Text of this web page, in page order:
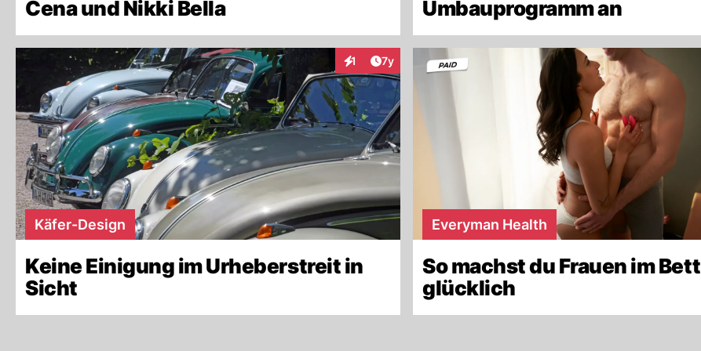
Cena und Nikki Bella
Umbauprogramm an
1
InteraktionenArtikel veröffentlicht:
7y
Käfer-Design
Keine Einigung im Urheberstreit in
Sicht
Everyman Health
So machst du Frauen im Bett
glücklich